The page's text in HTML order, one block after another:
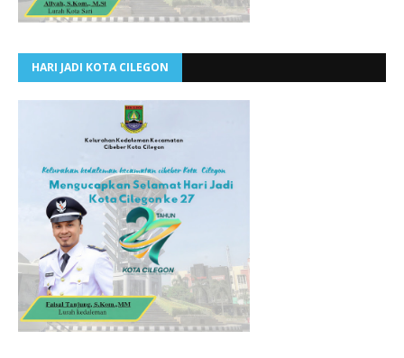
HARI JADI KOTA CILEGON